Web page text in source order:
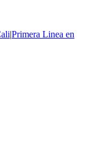
|Primera Linea en